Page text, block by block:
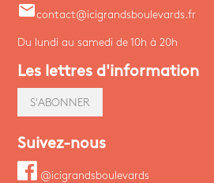
emailcontact@icigrandsboulevards.fr
Du lundi au samedi de 10h à 20h
Les lettres d'information
S'ABONNER
Suivez-nous
@icigrandsboulevards